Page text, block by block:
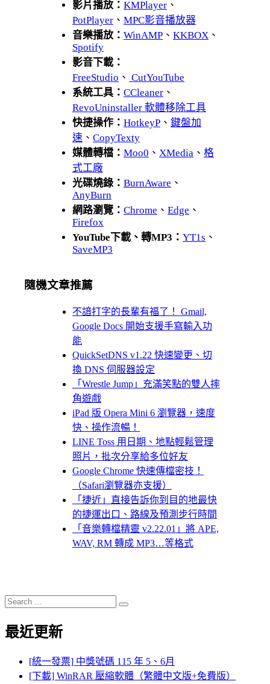
影片播放： KMPlayer 、
PotPlayer 、 MPC影音播放器
音樂播放： WinAMP 、 KKBOX 、
Spotify
影音下載：
FreeStudio 、 CutYouTube
系統工具： CCleaner 、
RevoUninstaller 軟體移除工具
快捷操作： HotkeyP 、 鍵盤加
速 、 CopyTexty
媒體轉檔： Moo0 、 XMedia 、 格
式工廠
光碟燒錄： BurnAware 、
AnyBurn
網路瀏覽： Chrome 、 Edge 、
Firefox
YouTube下載、轉MP3： YT1s 、
SaveMP3
隨機文章推薦
不諳打字的長輩有福了！ Gmail,
Google Docs 開始支援手寫輸入功
能
QuickSetDNS v1.22 快速變更、切
換 DNS 伺服器設定
「Wrestle Jump」充滿笑點的雙人摔
角遊戲
iPad 版 Opera Mini 6 瀏覽器，速度
快、操作流暢！
LINE Toss 用日期、地點輕鬆管理
照片，批次分享給多位好友
Google Chrome 快速傳檔密技！
（Safari瀏覽器亦支援）
「捷近」直接告訴你到目的地最快
的捷運出口、路線及預測步行時間
「音樂轉檔精靈 v2.22.01」將 APE,
WAV, RM 轉成 MP3…等格式
Search
for:
Search
最近更新
[統一發票] 中獎號碼 115 年 5、6月
[下載] WinRAR 壓縮軟體（繁體中文版+免費版）